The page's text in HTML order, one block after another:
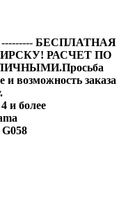
--------- БЕСПЛАТНАЯ
РАСЧЕТ ПО
и возможность заказа
4 и более